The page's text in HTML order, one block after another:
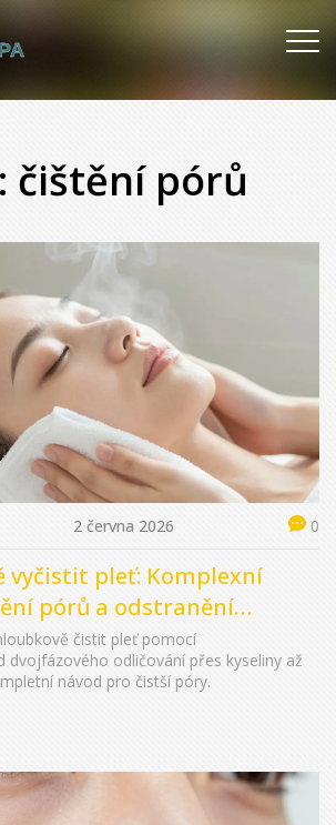
čištění pórů
2 června 2026 0
vyčistit pleť: Komplexní
pórů a odstranění
čistit pleť pomocí
dvojfázového odličování přes kyseliny až
návod pro čistší póry.